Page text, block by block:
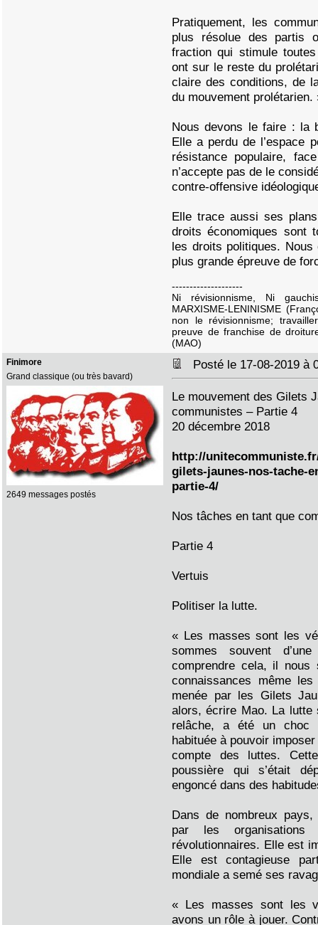
Pratiquement, les
plus résolue des partis
fraction qui stimule
ont sur le reste du
claire des conditions, de
du mouvement prolétarien.
Nous devons le faire : la
Elle a perdu de l’espace
résistance populaire,
n’accepte pas de le
contre-offensive
Elle trace aussi ses
droits économiques sont
les droits politiques. Nous
plus grande épreuve de
--------------------
Ni révisionnisme, Ni
MARXISME-LENINISME
non le révisionnisme;
preuve de franchise de
(MAO)
Finimore
Grand classique (ou très bavard)
2649 messages postés
Posté le 17-08-2019
Le mouvement des Gilets
communistes – Partie 4
20 décembre 2018
http://
gilets-jaunes-nos-tache-
partie-4/
Nos tâches en tant que
Partie 4
Vertuis
Politiser la lutte.
« Les masses sont les
sommes souvent
comprendre cela, il nous
connaissances même
menée par les Gilets
alors, écrire Mao. La lutte
relâche, a été un choc
habituée à pouvoir
compte des luttes.
poussière qui s’était
engoncé dans des
Dans de nombreux
par les organisations
révolutionnaires. Elle est
Elle est contagieuse
mondiale a semé ses
« Les masses sont les
avons un rôle à jouer.